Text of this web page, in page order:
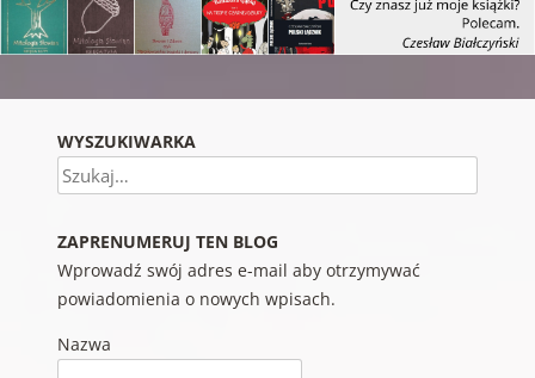
WYSZUKIWARKA
Szukaj
ZAPRENUMERUJ TEN BLOG
Wprowadź swój adres e-mail aby otrzymywać
powiadomienia o nowych wpisach.
Nazwa